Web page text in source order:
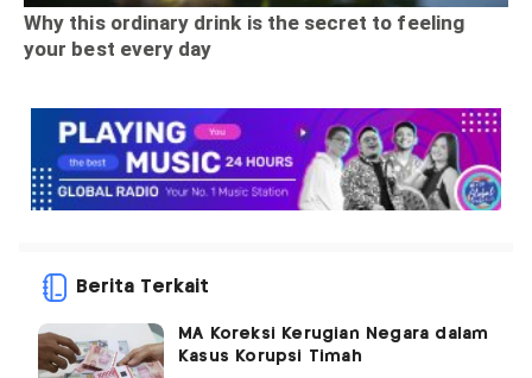
Berita Terkait
MA Koreksi Kerugian Negara dalam
Kasus Korupsi Timah